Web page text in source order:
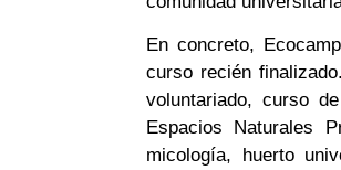
En concreto,
curso recién
voluntariado, curso
Espacios Naturales
micología, huerto